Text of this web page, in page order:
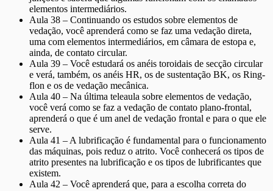
elementos intermediários.
Aula 38 – Continuando os estudos sobre elementos de
vedação, você aprenderá como se faz uma vedação direta,
uma com elementos intermediários, em câmara de estopa e,
ainda, de contato circular.
Aula 39 – Você estudará os anéis toroidais de secção circular
e verá, também, os anéis HR, os de sustentação BK, os Ring-
flon e os de vedação mecânica.
Aula 40 – Na última teleaula sobre elementos de vedação,
você verá como se faz a vedação de contato plano-frontal,
aprenderá o que é um anel de vedação frontal e para o que ele
serve.
Aula 41 – A lubrificação é fundamental para o funcionamento
das máquinas, pois reduz o atrito. Você conhecerá os tipos de
atrito presentes na lubrificação e os tipos de lubrificantes que
existem.
Aula 42 – Você aprenderá que, para a escolha correta do